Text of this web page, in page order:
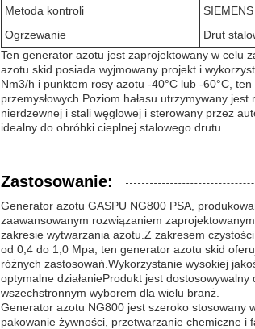
Metoda kontroli
Ogrzewanie
Drut
Ten generator azotu jest zaprojektowany w celu
azotu skid posiada wyjmowany projekt i
Nm3/h i punktem rosy azotu -40°C lub -60°C,
przemysłowych.Poziom hałasu utrzymywany
nierdzewnej i stali węglowej i sterowany przez
idealny do obróbki cieplnej stalowego drutu.
Zastosowanie:
Generator azotu GASPU NG800 PSA,
zaawansowanym rozwiązaniem
zakresie wytwarzania azotu.Z zakresem
od 0,4 do 1,0 Mpa, ten generator azotu skid
różnych zastosowań.Wykorzystanie wysokiej
optymalne działanieProdukt jest
wszechstronnym wyborem dla wielu branż.
Generator azotu NG800 jest szeroko stosowany
pakowanie żywności, przetwarzanie chemiczne